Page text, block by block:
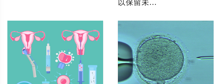
以保留未...